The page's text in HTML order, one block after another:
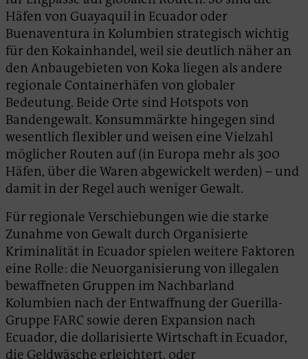
Häfen von Guayaquil in Ecuador oder
Buenaventura in Kolumbien strategisch wichtig
für den Kokainhandel, weil sie deutlich näher an
den Anbaugebieten von Koka liegen als andere
regionale Containerhäfen von globaler
Bedeutung. Beide Orte sind Hotspots von
Bandengewalt. Konsummärkte hingegen sind
wesentlich flexibler und weisen eine Vielzahl
möglicher Routen auf (in Europa mehr als 300
Häfen, über die Waren abgewickelt werden) – und
damit in der Regel auch weniger Gewalt.
Für regionale Verschiebungen wie die starke
Zunahme von Gewalt durch Organisierte
Kriminalität in Ecuador spielen weitere Faktoren
eine Rolle: die Neuorganisierung von illegalen
bewaffneten Gruppen im Nachbarland
Kolumbien nach der Entwaffnung der Guerilla-
Gruppe FARC sowie deren Expansion nach
Ecuador, die dollarisierte Wirtschaft in Ecuador,
die Geldwäsche erleichtert, oder